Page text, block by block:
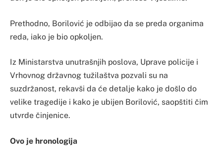
Prethodno, Borilović je odbijao da se preda organima
reda, iako je bio opkoljen.
Iz Ministarstva unutrašnjih poslova, Uprave policije i
Vrhovnog državnog tužilaštva pozvali su na
suzdržanost, rekavši da će detalje kako je došlo do
velike tragedije i kako je ubijen Borilović, saopštiti čim
utvrde činjenice.
Ovo je hronologija